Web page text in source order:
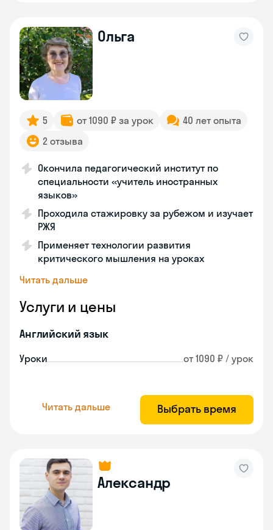
Ольга
5 от 1090 ₽ за урок
40 лет опыта
2 отзыва
Окончила педагогический институт по
специальности «учитель иностранных
языков»
Проходила стажировку за рубежом и изучает
РЖЯ
Применяет технологии развития
критического мышления на уроках
Читать дальше
Услуги и цены
Английский язык
Уроки от 1090 ₽ / урок
Читать дальше Выбрать время
Александр